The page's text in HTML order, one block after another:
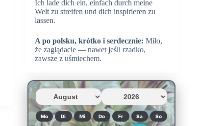
Ich lade dich ein, einfach durch meine
Welt zu streifen und dich inspirieren zu
lassen.
A po polsku, krótko i serdecznie: Miło,
że zaglądacie — nawet jeśli rzadko,
zawsze z uśmiechem.
Mo Di Mi Do Fr Sa So